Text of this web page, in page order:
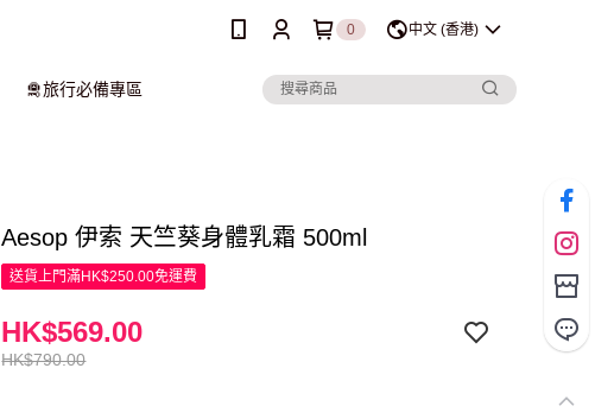
0 中文 (香港)
🛅旅行必備專區
Aesop 伊索 天竺葵身體乳霜 500ml
送貨上門滿HK$250.00免運費
HK$790.00
HK$569.00